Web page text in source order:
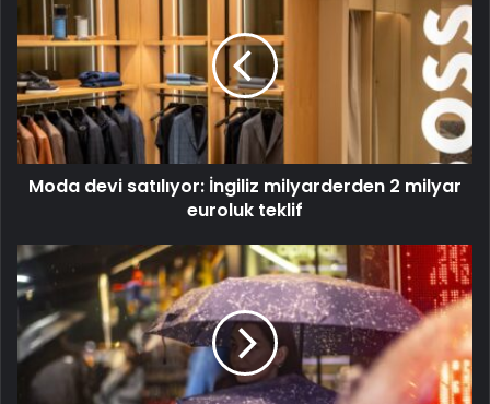
Moda devi satılıyor: İngiliz milyarderden 2 milyar
euroluk teklif